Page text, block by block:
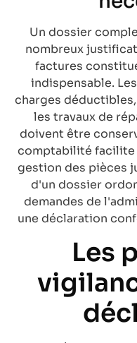
Un dossier
nombreux
factures
indispensable.
charges
les travaux de
doivent être
comptabilité facilite
gestion des pièces
d'un dossier
demandes de
une déclaration
Les